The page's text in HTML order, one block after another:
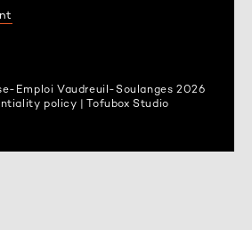
Emploi Vaudreuil-Soulanges 2026
policy | Tofubox Studio